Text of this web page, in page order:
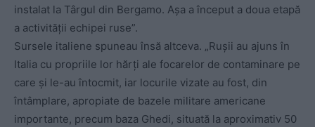
instalat la Târgul din Bergamo. Așa a început a doua etapă
a activității echipei ruse”.
Sursele italiene spuneau însă altceva. „Rușii au ajuns în
Italia cu propriile lor hărți ale focarelor de contaminare pe
care și le-au întocmit, iar locurile vizate au fost, din
întâmplare, apropiate de bazele militare americane
importante, precum baza Ghedi, situată la aproximativ 50